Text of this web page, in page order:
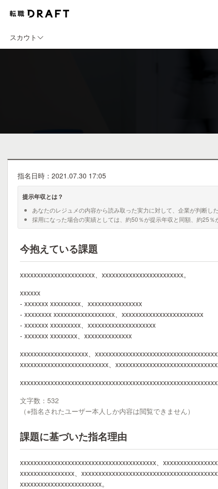
スカウト
指名日時：2021.07.30 17:05
提示年収とは？
あなたのレジュメの内容から読み取った実力に対して、企業が判断し
採用になった場合の実績としては、約50％が提示年収と同額、約25
今抱えている課題
xxxxxxxxxxxxxxxxxxxxxx、xxxxxxxxxxxxxxxxxxxxxxxx。
xxxxxx
- xxxxxxx xxxxxxxxx、xxxxxxxxxxxxxxxx
- xxxxxxxx xxxxxxxxxxxxxxxxxx、xxxxxxxxxxxxxxxxxxxxxxxx
- xxxxxxx xxxxxxxxx、xxxxxxxxxxxxxxxxxxxx
- xxxxxxx xxxxxxxx、xxxxxxxxxxxxxx
xxxxxxxxxxxxxxxxxxxx、
xxxxxxxxxxxxxxxxxxxxxxxxxx、
文字数：532
（※指名されたユーザー本人しか内容は閲覧できません）
課題に基づいた指名理由
xxxxxxxxxxxxxxxxxxxxxxxxxxxxxxxxxxxxxxxx、
xxxxxxxxxxxxxxxx、
xxxxxxxxxxxxxxxxxxxxxxxx。